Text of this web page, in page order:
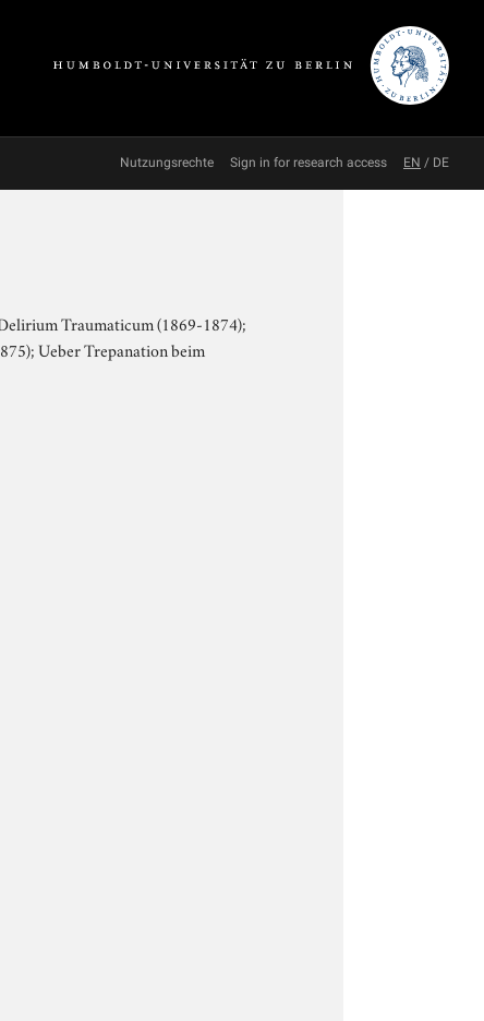
Nutzungsrechte Sign in for research access EN / DE
Traumaticum (1869-1874);
Ueber Trepanation beim